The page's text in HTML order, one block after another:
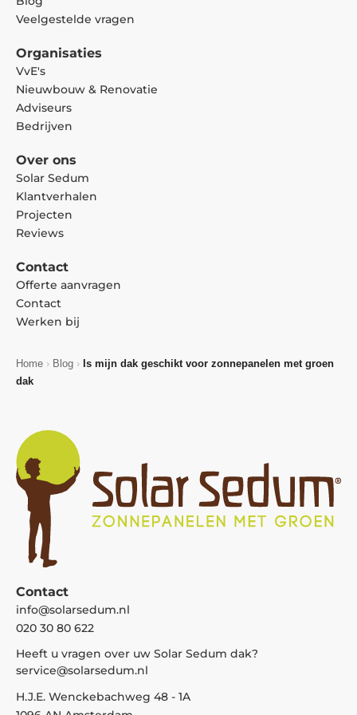
Contact
info@solarsedum.nl
020 30 80 622
Heeft u vragen over uw Solar Sedum dak?
service@solarsedum.nl
H.J.E. Wenckebachweg 48 - 1A
Veelgestelde vragen
Organisaties
VvE's
Nieuwbouw & Renovatie
Adviseurs
Bedrijven
Over ons
Solar Sedum
Klantverhalen
Projecten
Reviews
Contact
Offerte aanvragen
Contact
Werken bij
Home › Blog › Is mijn dak geschikt voor zonnepanelen met groen
dak